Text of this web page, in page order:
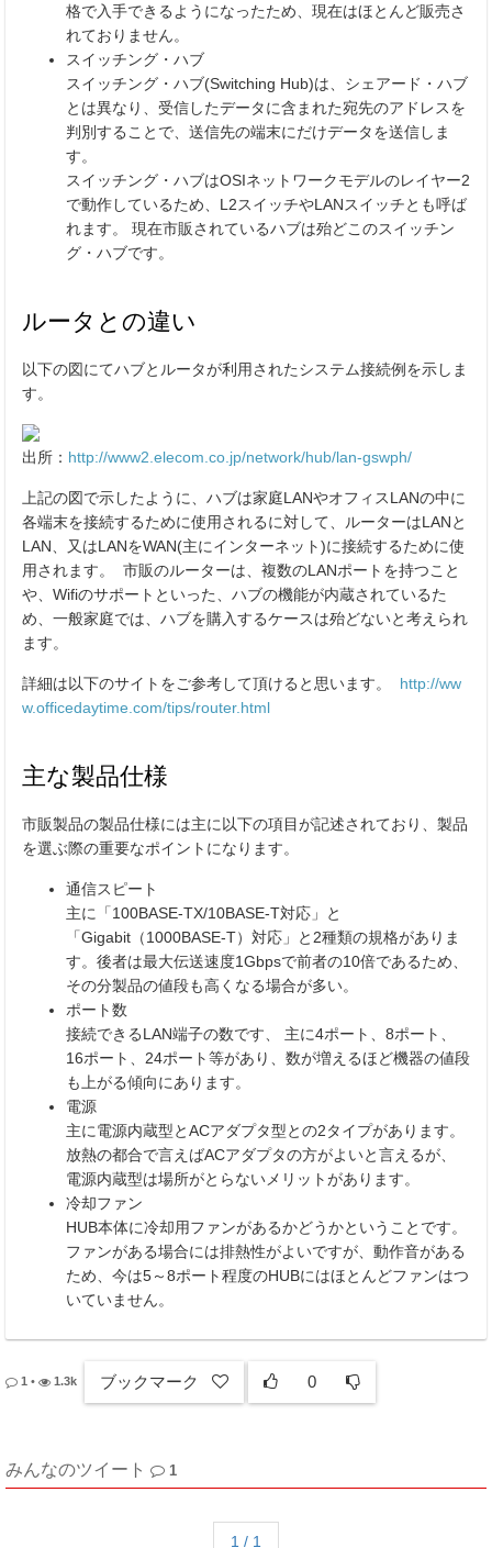
格で入手できるようになったため、現在はほとんど販売さ
れておりません。
スイッチング・ハブ
スイッチング・ハブ(Switching Hub)は、シェアード・ハブ
とは異なり、受信したデータに含まれた宛先のアドレスを
判別することで、送信先の端末にだけデータを送信しま
す。
スイッチング・ハブはOSIネットワークモデルのレイヤー2
で動作しているため、L2スイッチやLANスイッチとも呼ば
れます。 現在市販されているハブは殆どこのスイッチン
グ・ハブです。
ルータとの違い
以下の図にてハブとルータが利用されたシステム接続例を示しま
す。
出所： http://www2.elecom.co.jp/network/hub/lan-gswph/
上記の図で示したように、ハブは家庭LANやオフィスLANの中に
各端末を接続するために使用されるに対して、ルーターはLANと
LAN、又はLANをWAN(主にインターネット)に接続するために使
用されます。 市販のルーターは、複数のLANポートを持つこと
や、Wifiのサポートといった、ハブの機能が内蔵されているた
め、一般家庭では、ハブを購入するケースは殆どないと考えられ
ます。
詳細は以下のサイトをご参考して頂けると思います。 http://ww
w.officedaytime.com/tips/router.html
主な製品仕様
市販製品の製品仕様には主に以下の項目が記述されており、製品
を選ぶ際の重要なポイントになります。
通信スピート
主に「100BASE-TX/10BASE-T対応」と
「Gigabit（1000BASE-T）対応」と2種類の規格がありま
す。後者は最大伝送速度1Gbpsで前者の10倍であるため、
その分製品の値段も高くなる場合が多い。
ポート数
接続できるLAN端子の数です、 主に4ポート、8ポート、
16ポート、24ポート等があり、数が増えるほど機器の値段
も上がる傾向にあります。
電源
主に電源内蔵型とACアダプタ型との2タイプがあります。
放熱の都合で言えばACアダプタの方がよいと言えるが、
電源内蔵型は場所がとらないメリットがあります。
冷却ファン
HUB本体に冷却用ファンがあるかどうかということです。
ファンがある場合には排熱性がよいですが、動作音がある
ため、今は5～8ポート程度のHUBにはほとんどファンはつ
いていません。
1 • 1.3k ブックマーク 0
みんなのツイート 1
1 / 1